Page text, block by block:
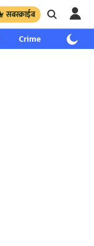
सबस्क्राईब
Crime साप्ताहिक